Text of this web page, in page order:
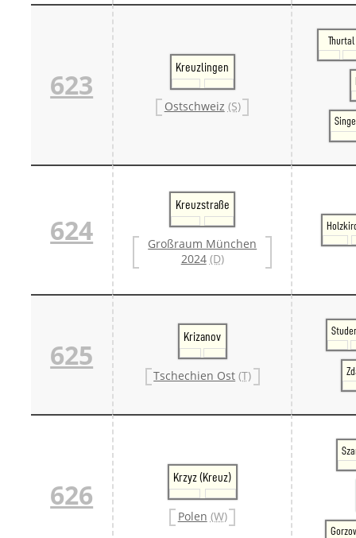
623
Kreuzlingen
Ostschweiz (S)
Thurtal
624
Kreuzstraße
Großraum München
2024 (D)
625
Krizanov
Tschechien Ost (T)
626
Krzyz (Kreuz)
Polen (W)